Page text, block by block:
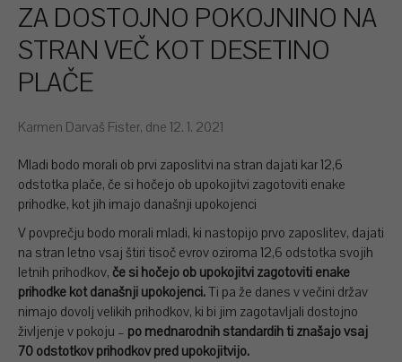
ZA DOSTOJNO POKOJNINO NA
STRAN VEČ KOT DESETINO
PLAČE
Karmen Darvaš Fister, dne 12. 1. 2021
Mladi bodo morali ob prvi zaposlitvi na stran dajati kar 12,6
odstotka plače, če si hočejo ob upokojitvi zagotoviti enake
prihodke, kot jih imajo današnji upokojenci
V povprečju bodo morali mladi, ki nastopijo prvo zaposlitev, dajati
na stran letno vsaj štiri tisoč evrov oziroma 12,6 odstotka svojih
letnih prihodkov, če si hočejo ob upokojitvi zagotoviti enake
prihodke kot današnji upokojenci.Ti pa že danes v večini držav
nimajo dovolj velikih prihodkov, ki bi jim zagotavljali dostojno
življenje v pokoju – po mednarodnih standardih ti znašajo vsaj
70 odstotkov prihodkov pred upokojitvijo.